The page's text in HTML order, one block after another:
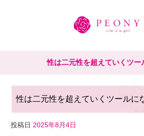
性は二元性を超えていくツー
性は二元性を超えていくツールに
投稿日 2025年8月4日